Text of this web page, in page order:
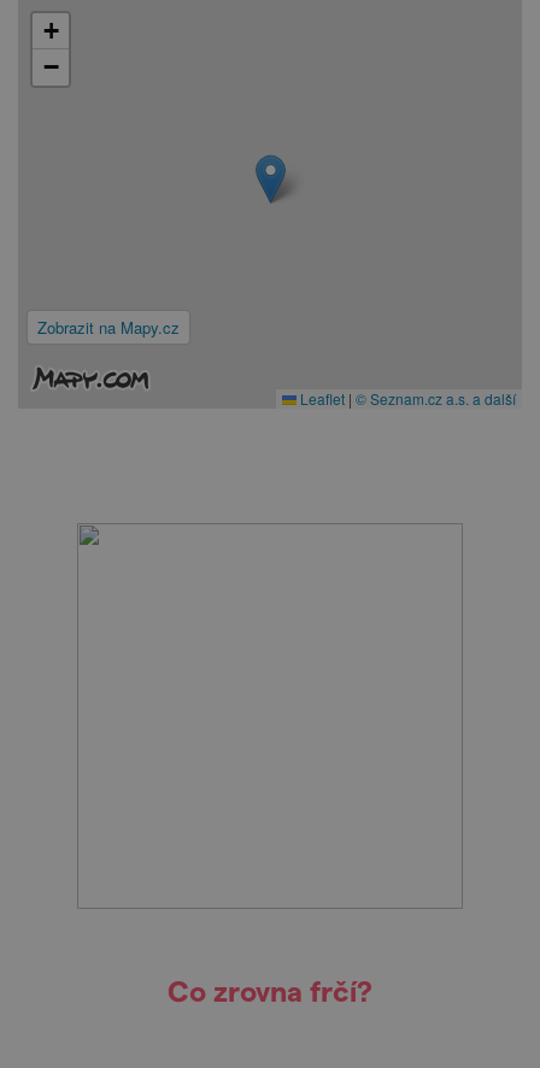
Zobrazit na Mapy.cz
+
−
Leaflet | © Seznam.cz a.s. a další
Co zrovna frčí?